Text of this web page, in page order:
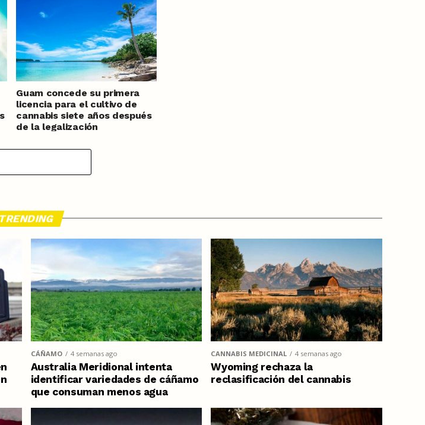
Guam concede su primera
licencia para el cultivo de
cannabis siete años después
de la legalización
TRENDING
CÁÑAMO 4 semanas ago
Australia Meridional intenta
identificar variedades de cáñamo
que consuman menos agua
CANNABIS MEDICINAL 4 semanas ago
Wyoming rechaza la
reclasificación del cannabis